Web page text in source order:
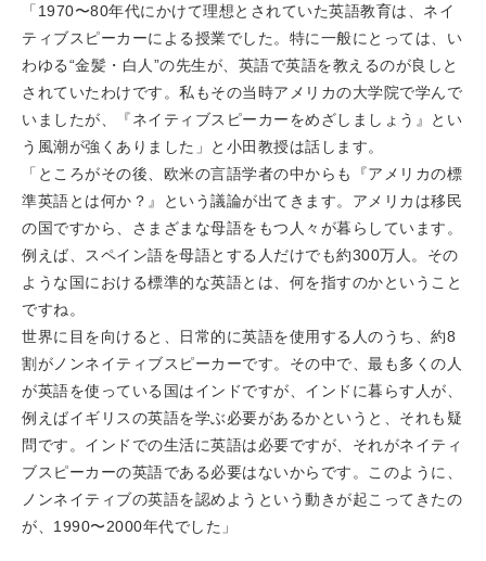
「1970〜80年代にかけて理想とされていた英語教育は、ネイ
ティブスピーカーによる授業でした。特に一般にとっては、い
わゆる“金髪・白人”の先生が、英語で英語を教えるのが良しと
されていたわけです。私もその当時アメリカの大学院で学んで
いましたが、『ネイティブスピーカーをめざしましょう』とい
う風潮が強くありました」と小田教授は話します。
「ところがその後、欧米の言語学者の中からも『アメリカの標
準英語とは何か？』という議論が出てきます。アメリカは移民
の国ですから、さまざまな母語をもつ人々が暮らしています。
例えば、スペイン語を母語とする人だけでも約300万人。その
ような国における標準的な英語とは、何を指すのかということ
ですね。
世界に目を向けると、日常的に英語を使用する人のうち、約8
割がノンネイティブスピーカーです。その中で、最も多くの人
が英語を使っている国はインドですが、インドに暮らす人が、
例えばイギリスの英語を学ぶ必要があるかというと、それも疑
問です。インドでの生活に英語は必要ですが、それがネイティ
ブスピーカーの英語である必要はないからです。このように、
ノンネイティブの英語を認めようという動きが起こってきたの
が、1990〜2000年代でした」